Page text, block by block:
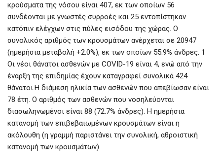
κρούσματα της νόσου είναι 407, εκ των οποίων 56
συνδέονται με γνωστές συρροές και 25 εντοπίστηκαν
κατόπιν ελέγχων στις πύλες εισόδου της χώρας. Ο
συνολικός αριθμός των κρουσμάτων ανέρχεται σε 20947
(ημερήσια μεταβολή +2.0%), εκ των οποίων 55.9% άνδρες. 1
Οι νέοι θάνατοι ασθενών με COVID-19 είναι 4, ενώ από την
έναρξη της επιδημίας έχουν καταγραφεί συνολικά 424
θάνατοι.Η διάμεση ηλικία των ασθενών που απεβίωσαν είναι
78 έτη. Ο αριθμός των ασθενών που νοσηλεύονται
διασωληνωμένοι είναι 88 (72.7% άνδρες). Η ημερήσια
κατανομή των επιβεβαιωμένων κρουσμάτων είναι η
ακόλουθη (η γραμμή παριστάνει την συνολική, αθροιστική
κατανομή των κρουσμάτων).